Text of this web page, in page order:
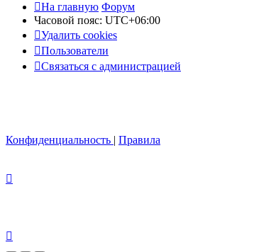
На главную Форум
Часовой пояс: UTC+06:00
Удалить cookies
Пользователи
Связаться с администрацией
Конфиденциальность | Правила